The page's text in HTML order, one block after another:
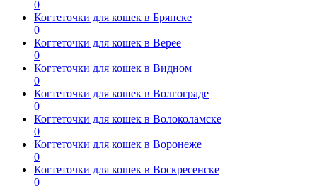
0
Когтеточки для кошек в Брянске
0
Когтеточки для кошек в Верее
0
Когтеточки для кошек в Видном
0
Когтеточки для кошек в Волгограде
0
Когтеточки для кошек в Волоколамске
0
Когтеточки для кошек в Воронеже
0
Когтеточки для кошек в Воскресенске
0